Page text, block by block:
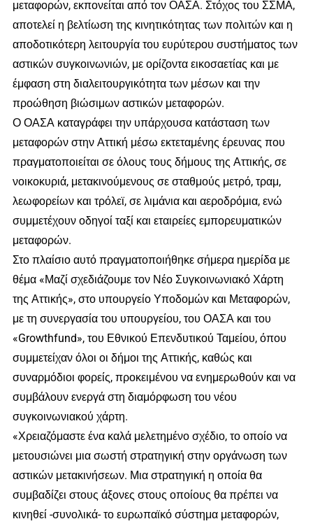
μεταφορών, εκπονείται από τον ΟΑΣΑ. Στόχος του ΣΣΜΑ,
αποτελεί η βελτίωση της κινητικότητας των πολιτών και η
αποδοτικότερη λειτουργία του ευρύτερου συστήματος των
αστικών συγκοινωνιών, με ορίζοντα εικοσαετίας και με
έμφαση στη διαλειτουργικότητα των μέσων και την
προώθηση βιώσιμων αστικών μεταφορών.
Ο ΟΑΣΑ καταγράφει την υπάρχουσα κατάσταση των
μεταφορών στην Αττική μέσω εκτεταμένης έρευνας που
πραγματοποιείται σε όλους τους δήμους της Αττικής, σε
νοικοκυριά, μετακινούμενους σε σταθμούς μετρό, τραμ,
λεωφορείων και τρόλεϊ, σε λιμάνια και αεροδρόμια, ενώ
συμμετέχουν οδηγοί ταξί και εταιρείες εμπορευματικών
μεταφορών.
Στο πλαίσιο αυτό πραγματοποιήθηκε σήμερα ημερίδα με
θέμα «Μαζί σχεδιάζουμε τον Νέο Συγκοινωνιακό Χάρτη
της Αττικής», στο υπουργείο Υποδομών και Μεταφορών,
με τη συνεργασία του υπουργείου, του ΟΑΣΑ και του
«Growthfund», του Εθνικού Επενδυτικού Ταμείου, όπου
συμμετείχαν όλοι οι δήμοι της Αττικής, καθώς και
συναρμόδιοι φορείς, προκειμένου να ενημερωθούν και να
συμβάλουν ενεργά στη διαμόρφωση του νέου
συγκοινωνιακού χάρτη.
«Χρειαζόμαστε ένα καλά μελετημένο σχέδιο, το οποίο να
μετουσιώνει μια σωστή στρατηγική στην οργάνωση των
αστικών μετακινήσεων. Μια στρατηγική η οποία θα
συμβαδίζει στους άξονες στους οποίους θα πρέπει να
κινηθεί -συνολικά- το ευρωπαϊκό σύστημα μεταφορών,